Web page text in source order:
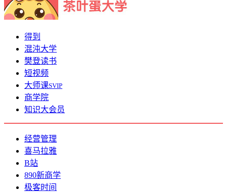
得到
混沌大学
樊登读书
短视频
大师课SVIP
商学院
知识大会员
经营管理
喜马拉雅
B站
890新商学
极客时间